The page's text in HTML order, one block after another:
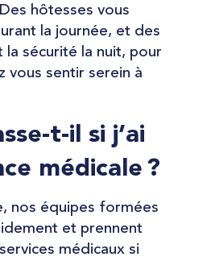
hôtesses vous
la journée, et des
la sécurité la nuit, pour
vous sentir serein à
t-il si j’ai
médicale ?
nos équipes formées
et prennent
médicaux si